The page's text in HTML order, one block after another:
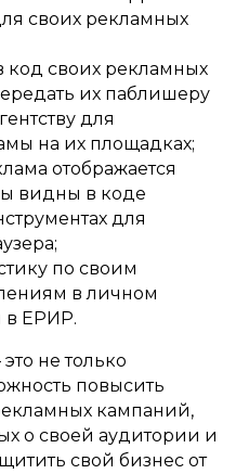
своих рекламных
код своих рекламных
их паблишеру
для
на их площадках;
отображается
видны в коде
для
по своим
в личном
в ЕРИР.
не только
повысить
кампаний,
о своей аудитории и
свой бизнес от